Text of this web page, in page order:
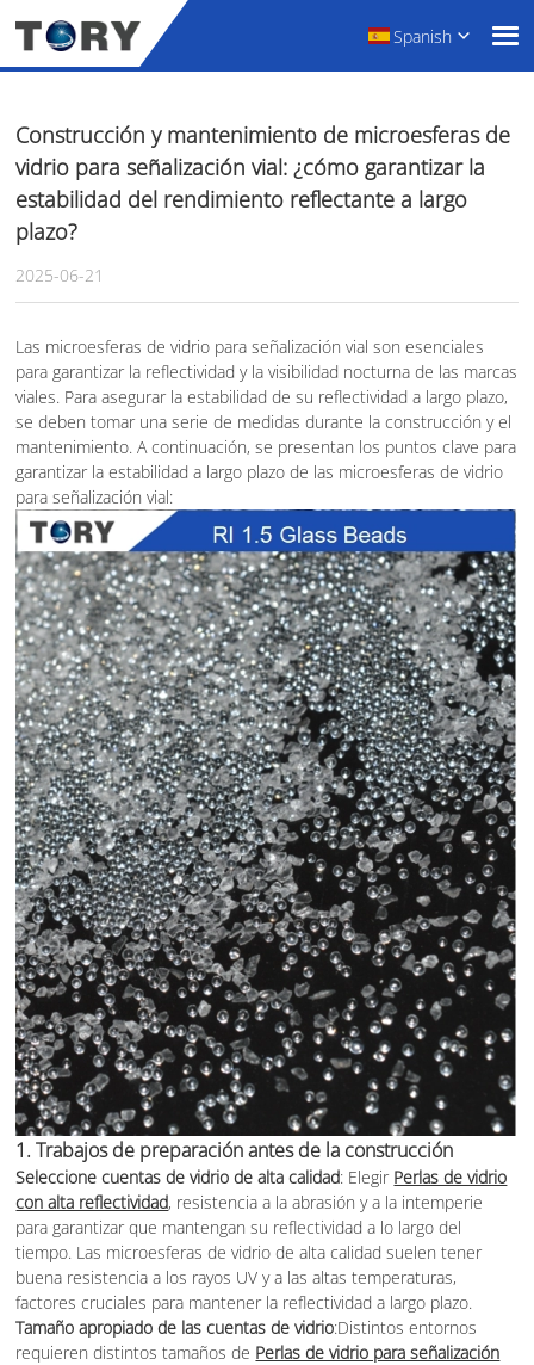
Spanish
Construcción y mantenimiento de microesferas de
vidrio para señalización vial: ¿cómo garantizar la
estabilidad del rendimiento reflectante a largo
plazo?
2025-06-21
Las microesferas de vidrio para señalización vial son esenciales
para garantizar la reflectividad y la visibilidad nocturna de las marcas
viales. Para asegurar la estabilidad de su reflectividad a largo plazo,
se deben tomar una serie de medidas durante la construcción y el
mantenimiento. A continuación, se presentan los puntos clave para
garantizar la estabilidad a largo plazo de las microesferas de vidrio
para señalización vial:
1.Trabajos de preparación antes de la construcción
Seleccione cuentas de vidrio de alta calidad: Elegir Perlas de vidrio
con alta reflectividad, resistencia a la abrasión y a la intemperie
para garantizar que mantengan su reflectividad a lo largo del
tiempo. Las microesferas de vidrio de alta calidad suelen tener
buena resistencia a los rayos UV y a las altas temperaturas,
factores cruciales para mantener la reflectividad a largo plazo.
Tamaño apropiado de las cuentas de vidrio:Distintos entornos
requieren distintos tamaños de Perlas de vidrio para señalización